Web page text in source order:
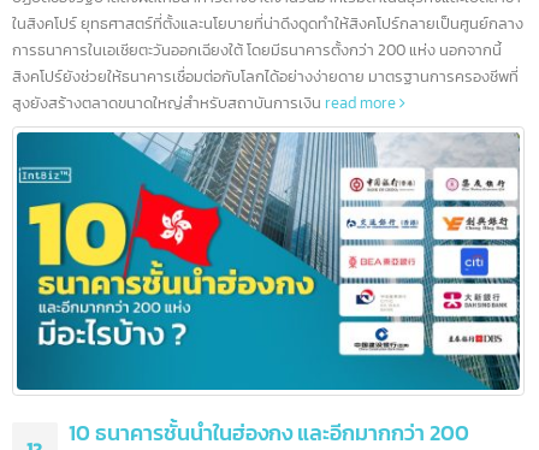
16
ก.ค.
5 ธนาคารชั้นนำในสิงคโปร์ และอีกมากกว่า 100
ธนาคาร
สิงคโปร์เป็นศูนย์กลางทางการเงินระหว่างประเทศ จากนโยบายและแนว
ปฏิบัติของรัฐบาลส่งผลให้ธนาคารต่างชาติจำนวนมากเริ่มดำเนินธุรกิจและเปิดสา
ในสิงคโปร์ ยุทธศาสตร์ที่ตั้งและนโยบายที่น่าดึงดูดทำให้สิงคโปร์กลายเป็นศูนย์กล
การธนาคารในเอเชียตะวันออกเฉียงใต้ โดยมีธนาคารตั้งกว่า 200 แห่ง นอกจากนี้
สิงคโปร์ยังช่วยให้ธนาคารเชื่อมต่อกับโลกได้อย่างง่ายดาย มาตรฐานการครองชี
สูงยังสร้างตลาดขนาดใหญ่สำหรับสถาบันการเงินread more